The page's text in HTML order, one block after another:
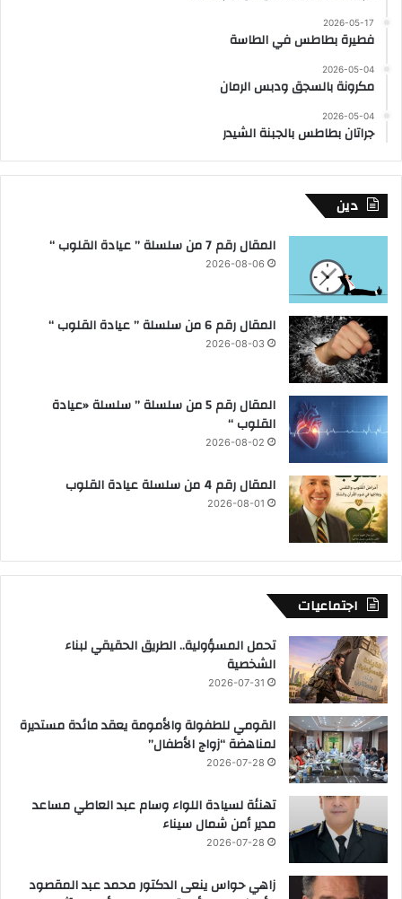
2026-05-17
فطيرة بطاطس في الطاسة
2026-05-04
مكرونة بالسجق ودبس الرمان
2026-05-04
جراتان بطاطس بالجبنة الشيدر
دين
المقال رقم 7 من سلسلة ” عيادة القلوب “
2026-08-06
المقال رقم 6 من سلسلة ” عيادة القلوب “
2026-08-03
المقال رقم 5 من سلسلة ” سلسلة «عيادة
القلوب “
2026-08-02
المقال رقم 4 من سلسلة عيادة القلوب
2026-08-01
اجتماعيات
تحمل المسؤولية.. الطريق الحقيقي لبناء
الشخصية
2026-07-31
القومي للطفولة والأمومة يعقد مائدة مستديرة
لمناهضة “زواج الأطفال”
2026-07-28
تهنئة لسيادة اللواء وسام عبد العاطي مساعد
مدير أمن شمال سيناء
2026-07-28
زاهي حواس ينعى الدكتور محمد عبد المقصود